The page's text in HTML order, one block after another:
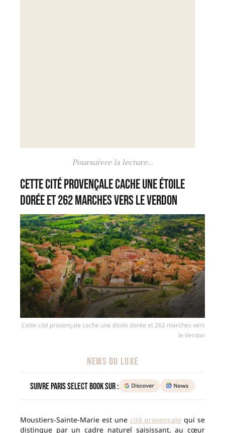
Poursuivre la lecture...
Cette cité provençale cache une étoile
dorée et 262 marches vers le Verdon
Cette cité provençale cache une étoile dorée et 262 marches vers
le Verdon
NEWS DU LUXE
Suivre Paris Select Book sur :
Moustiers-Sainte-Marie est une cité provençale qui se
distingue par un cadre naturel saisissant, au cœur